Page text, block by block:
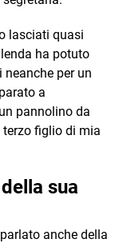
lasciati quasi
ha potuto
neanche per un
a
pannolino da
terzo figlio di mia
sua
anche della